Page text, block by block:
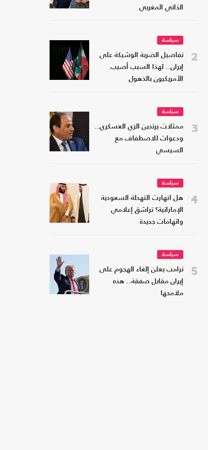
الذاتي المغربي
2
سياسة
تفاصيل الضربة الوشيكة على
إيران.. لهذا السبب أصيب
الأمريكيون بالذهول
3
سياسة
ممثلات يرتدين الزي العسكري..
ودعوات للاصطفاف مع
السيسي
4
سياسة
هل انهارت التهدئة السعودية
الإماراتية؟ تراشق إعلامي
واتهامات جديدة
5
سياسة
ترامب يعلن إلغاء الهجوم على
إيران مقابل صفقة.. هذه
ملامحها